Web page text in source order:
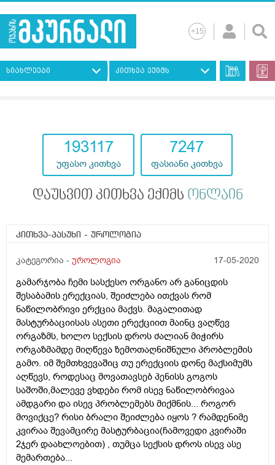
სიახლეები კითხვა ექიმს
193117
უფასო კითხვა
7247
ფასიანი კითხვა
დაუსვით კითხვა ექიმს ონლაინ
კითხვა-პასუხი - უროლოგია
კატეგორია - უროლოგია 17-05-2020
გამარჯობა ჩემი სასქესო ორგანო არ განიცდის
შესაბამის ერექციას, შეიძლება ითქვას რომ
ნაწილობრივი ერქცია მაქვს. მაგალითად
მასტურბაციისას ასეთი ერექციით მაინც ვაღწევ
ორგაზმს, ხოლო სექსის დროს ძალიან მიჭირს
ორგაზმამდე მიღწევა ზემოთაღნიშნული პრობლემის
გამო. იმ შემთხვევაშიც თუ ერექციის დონე მაქსიმუმს
აღწევს, როდესაც მოვათავსებ პენისს გოგოს
საშოში,მალევე ვხდები რომ ისევ ნაწილობრივაა
ამდგარი და ისევ პრობლემებს მიქმნის... როგორ
მოვიქცე? რისი ბრალი შეიძლება იყოს ? რამდენიმე
კვირაა შევამცირე მასტურბაცია(ჩამოვედი კვირაში
2ჯერ დაახლოებით) , თუმცა სექსის დროს ისევ ასე
მემართება...